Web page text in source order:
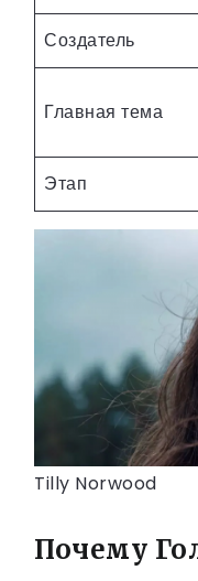
Создатель
Главная тема
Этап
Tilly Norwood
Почему